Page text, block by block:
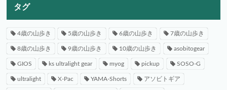
タグ
4歳の山歩き 5歳の山歩き 6歳の山歩き 7歳の山歩き
8歳の山歩き 9歳の山歩き 10歳の山歩き asobitogear
GIOS ks ultralight gear myog pickup SOSO-G
ultralight X-Pac YAMA-Shorts アソビトギア